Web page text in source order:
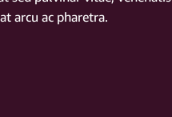
arcu ac pharetra.